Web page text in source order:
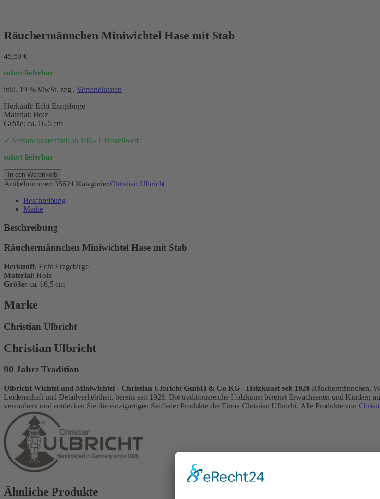
Räuchermännchen Miniwichtel Hase mit Stab
45,50 €
sofort lieferbar
inkl. 19 % MwSt. zzgl. Versandkosten
Herkunft: Echt Erzgebirge
Material: Holz
Größe: ca. 16,5 cm
✓ Versandkostenfrei: ab 100,- € Bestellwert
sofort lieferbar
Räuchermännchen
Miniwichtel
Stab
In den Warenkorb
Artikelnummer: 35624 Kategorie: Christian Ulbricht
Beschreibung
Marke
Beschreibung
Räuchermännchen Miniwichtel Hase mit Stab
Herkunft: Echt Erzgebirge
Material: Holz
Größe: ca. 16,5 cm
Marke
Christian Ulbricht
Christian Ulbricht
90 Jahre Tradition
Ulbricht Wichtel und Miniwichtel - Christian Ulbricht GmbH & Co KG - Holzkunst seit 1928 Räuchermännchen,
Leidenschaft und Detailverliebtheit, bereits seit 1928. Die traditionsreiche Holzkunst bereitet Erwachsenen und Kindern
verzaubern und entdecken Sie die einzigartigen Seiffener Produkte der Firma Christian Ulbricht. Alle Produkte von
Ähnliche Produkte